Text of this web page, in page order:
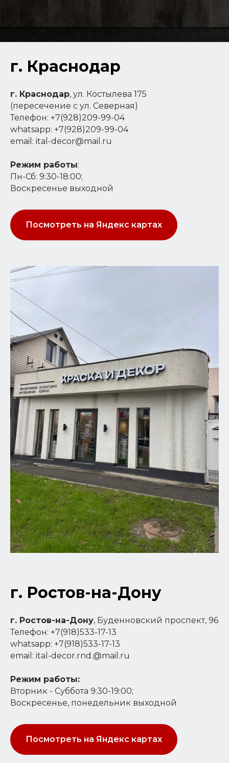
г. Краснодар
г. Краснодар, ул. Костылева 175
(пересечение с ул. Северная)
Телефон: +7(928)209-99-04
whatsapp: +7(928)209-99-04
email: ital-decor@mail.ru
Режим работы:
Пн-Сб: 9:30-18:00;
Воскресенье выходной
Посмотреть на Яндекс картах
г. Ростов-на-Дону
г. Ростов-на-Дону, Буденновский проспект, 96
Телефон: +7(918)533-17-13
whatsapp: +7(918)533-17-13
email: ital-decor.rnd.@mail.ru
Режим работы:
Вторник - Суббота 9:30-19:00;
Воскресенье, понедельник выходной
Посмотреть на Яндекс картах